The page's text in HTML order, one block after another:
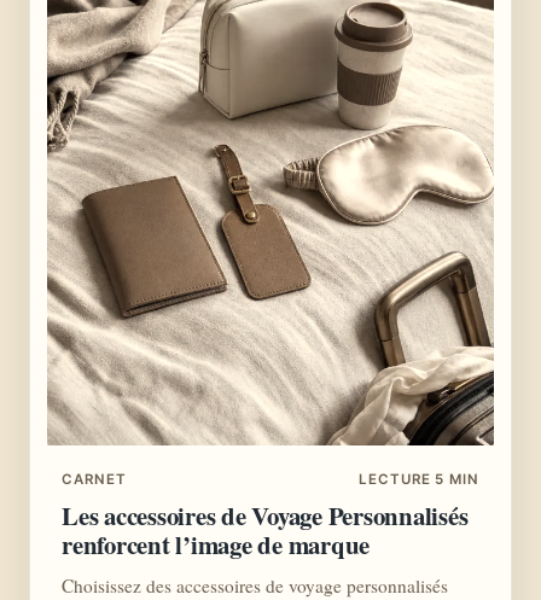
CARNET LECTURE 5 MIN
Les accessoires de Voyage Personnalisés
renforcent l’image de marque
Choisissez des accessoires de voyage personnalisés